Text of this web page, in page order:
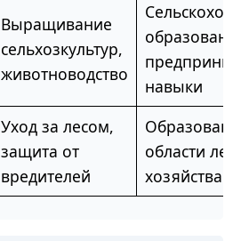
Выращивание
сельхозкультур,
животноводство
навыки
Уход за лесом,
защита от
вредителей
области
хозяйства